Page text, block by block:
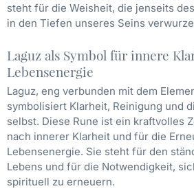
steht für die Weisheit, die jenseits
in den Tiefen unseres Seins
Laguz als Symbol für innere
Lebensenergie
Laguz, eng verbunden mit dem
symbolisiert Klarheit, Reinigung und
selbst. Diese Rune ist ein kraftvolles
nach innerer Klarheit und für die
Lebensenergie. Sie steht für den
Lebens und für die Notwendigkeit,
spirituell zu erneuern.